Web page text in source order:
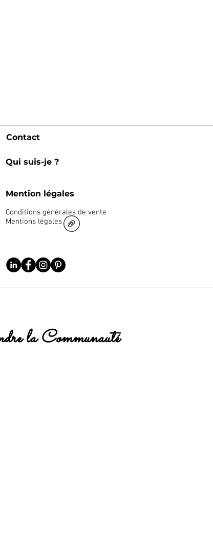
Contact
Qui suis-je ?
Mention légales
Conditions générales de vente
Mentions légales
la Communauté